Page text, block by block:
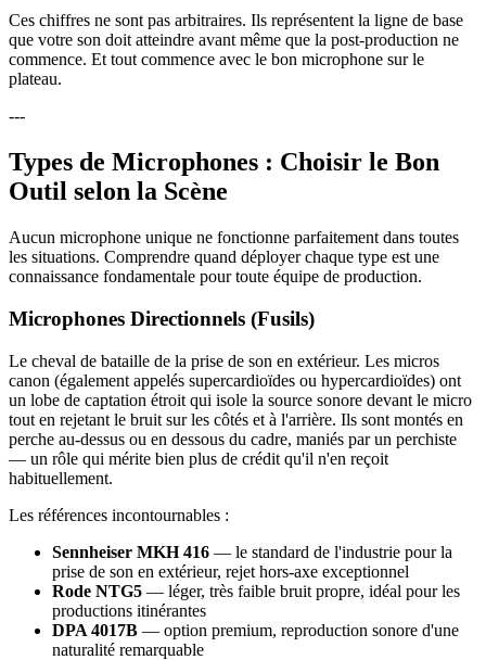
Ces chiffres ne sont pas arbitraires. Ils représentent la ligne de base
que votre son doit atteindre avant même que la post-production ne
commence. Et tout commence avec le bon microphone sur le
plateau.
---
Types de Microphones : Choisir le Bon
Outil selon la Scène
Aucun microphone unique ne fonctionne parfaitement dans toutes
les situations. Comprendre quand déployer chaque type est une
connaissance fondamentale pour toute équipe de production.
Microphones Directionnels (Fusils)
Le cheval de bataille de la prise de son en extérieur. Les micros
canon (également appelés supercardioïdes ou hypercardioïdes) ont
un lobe de captation étroit qui isole la source sonore devant le micro
tout en rejetant le bruit sur les côtés et à l'arrière. Ils sont montés en
perche au-dessus ou en dessous du cadre, maniés par un perchiste
— un rôle qui mérite bien plus de crédit qu'il n'en reçoit
habituellement.
Les références incontournables :
Sennheiser MKH 416 — le standard de l'industrie pour la
prise de son en extérieur, rejet hors-axe exceptionnel
Rode NTG5 — léger, très faible bruit propre, idéal pour les
productions itinérantes
DPA 4017B — option premium, reproduction sonore d'une
naturalité remarquable